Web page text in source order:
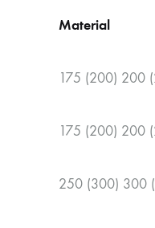
Material
175 (200) 200
175 (200) 200
250 (300) 300